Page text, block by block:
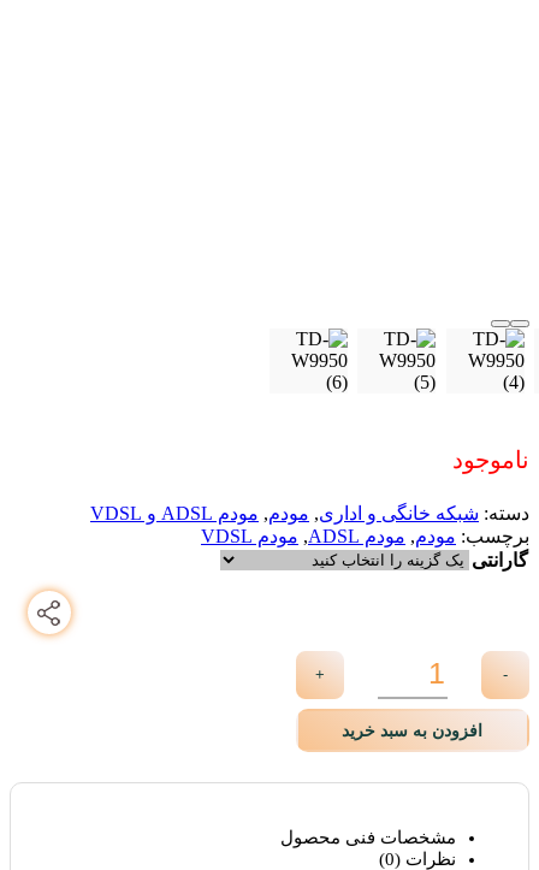
ناموجود
دسته: شبکه خانگی و اداری, مودم, مودم ADSL و VDSL
برچسب: مودم, مودم ADSL , مودم VDSL
گارانتی
-
+
افزودن به سبد خرید
مشخصات فنی محصول
نظرات (0)